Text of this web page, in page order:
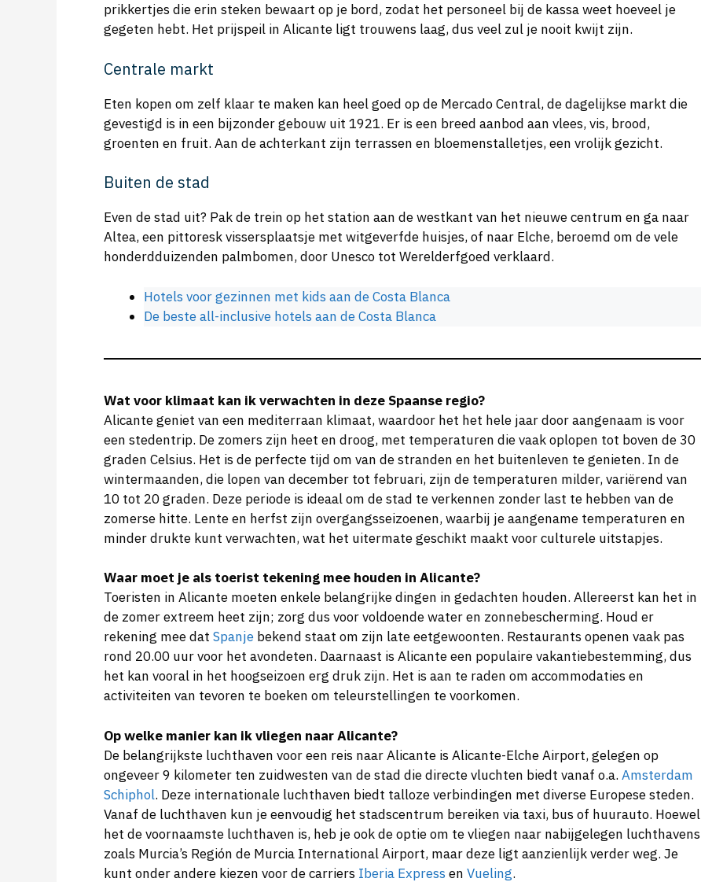
prikkertjes die erin steken bewaart op je bord, zodat het personeel bij de kassa weet hoeveel je
gegeten hebt. Het prijspeil in Alicante ligt trouwens laag, dus veel zul je nooit kwijt zijn.
Centrale markt
Eten kopen om zelf klaar te maken kan heel goed op de Mercado Central, de dagelijkse markt die
gevestigd is in een bijzonder gebouw uit 1921. Er is een breed aanbod aan vlees, vis, brood,
groenten en fruit. Aan de achterkant zijn terrassen en bloemenstalletjes, een vrolijk gezicht.
Buiten de stad
Even de stad uit? Pak de trein op het station aan de westkant van het nieuwe centrum en ga naar
Altea, een pittoresk vissersplaatsje met witgeverfde huisjes, of naar Elche, beroemd om de vele
honderdduizenden palmbomen, door Unesco tot Werelderfgoed verklaard.
Hotels voor gezinnen met kids aan de Costa Blanca
De beste all-inclusive hotels aan de Costa Blanca
Wat voor klimaat kan ik verwachten in deze Spaanse regio?
Alicante geniet van een mediterraan klimaat, waardoor het het hele jaar door aangenaam is voor
een stedentrip. De zomers zijn heet en droog, met temperaturen die vaak oplopen tot boven de 30
graden Celsius. Het is de perfecte tijd om van de stranden en het buitenleven te genieten. In de
wintermaanden, die lopen van december tot februari, zijn de temperaturen milder, variërend van
10 tot 20 graden. Deze periode is ideaal om de stad te verkennen zonder last te hebben van de
zomerse hitte. Lente en herfst zijn overgangsseizoenen, waarbij je aangename temperaturen en
minder drukte kunt verwachten, wat het uitermate geschikt maakt voor culturele uitstapjes.
Waar moet je als toerist tekening mee houden in Alicante?
Toeristen in Alicante moeten enkele belangrijke dingen in gedachten houden. Allereerst kan het in
de zomer extreem heet zijn; zorg dus voor voldoende water en zonnebescherming. Houd er
rekening mee dat Spanje bekend staat om zijn late eetgewoonten. Restaurants openen vaak pas
rond 20.00 uur voor het avondeten. Daarnaast is Alicante een populaire vakantiebestemming, dus
het kan vooral in het hoogseizoen erg druk zijn. Het is aan te raden om accommodaties en
activiteiten van tevoren te boeken om teleurstellingen te voorkomen.
Op welke manier kan ik vliegen naar Alicante?
De belangrijkste luchthaven voor een reis naar Alicante is Alicante-Elche Airport, gelegen op
ongeveer 9 kilometer ten zuidwesten van de stad die directe vluchten biedt vanaf o.a. Amsterdam
Schiphol. Deze internationale luchthaven biedt talloze verbindingen met diverse Europese steden.
Vanaf de luchthaven kun je eenvoudig het stadscentrum bereiken via taxi, bus of huurauto. Hoewel
het de voornaamste luchthaven is, heb je ook de optie om te vliegen naar nabijgelegen luchthavens
zoals Murcia’s Región de Murcia International Airport, maar deze ligt aanzienlijk verder weg. Je
kunt onder andere kiezen voor de carriers Iberia Express en Vueling.